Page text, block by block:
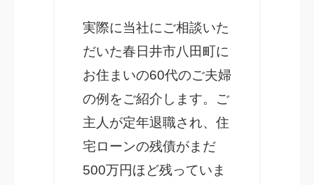
実際に当社にご相談いた
だいた春日井市八田町に
お住まいの60代のご夫婦
の例をご紹介します。ご
主人が定年退職され、住
宅ローンの残債がまだ
500万円ほど残っていま